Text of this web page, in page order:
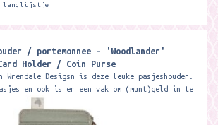
/ portemonnee - 'Woodlander'
Holder / Coin Purse
Desigsn is deze leuke pasjeshouder.
en ook is er een vak om (munt)geld in te